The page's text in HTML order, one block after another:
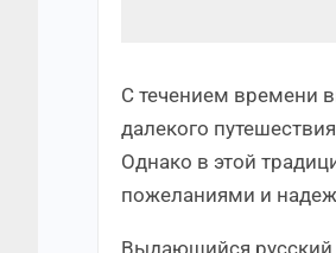
С течением времени
далекого
Однако в этой
пожеланиями и